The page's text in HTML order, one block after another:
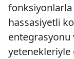
fonksiyonlarla
hassasiyetli
entegrasyonu
yetenekleriyle